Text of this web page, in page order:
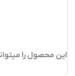
این محصول را